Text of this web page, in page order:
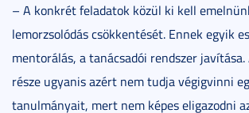
– A konkrét feladatok közül ki kell
lemorzsolódás csökkentését. Ennek egyik
mentorálás, a tanácsadói rendszer
része ugyanis azért nem tudja végigvinni
tanulmányait, mert nem képes eligazodni